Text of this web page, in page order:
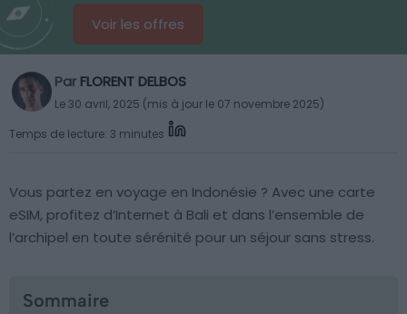
Voir les offres
Par FLORENT DELBOS
Le 30 avril, 2025 (mis à jour le 07 novembre 2025)
Temps de lecture: 3 minutes
Vous partez en voyage en Indonésie ? Avec une carte
eSIM, profitez d’Internet à Bali et dans l’ensemble de
l’archipel en toute sérénité pour un séjour sans stress.
Sommaire